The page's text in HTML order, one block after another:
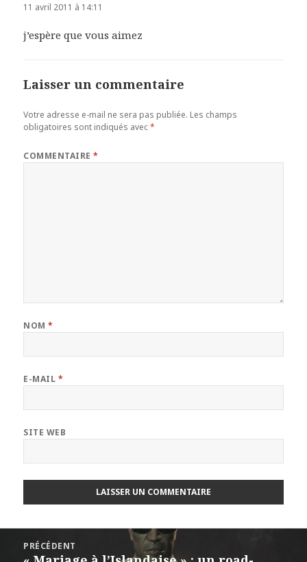
11 avril 2011 à 14:11
j’espère que vous aimez
Laisser un commentaire
Votre adresse e-mail ne sera pas publiée. Les champs
obligatoires sont indiqués avec*
COMMENTAIRE*
NOM*
E-MAIL *
SITE WEB
PRÉCÉDENT